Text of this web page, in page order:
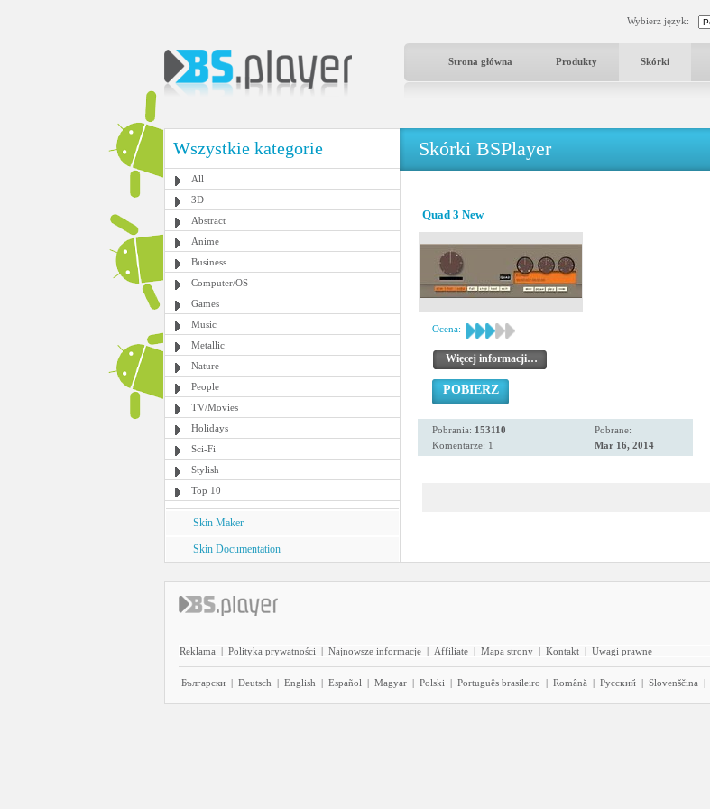
Wybierz język:
Strona główna Produkty Skórki
Wszystkie kategorie
All
3D
Abstract
Anime
Business
Computer/OS
Games
Music
Metallic
Nature
People
TV/Movies
Holidays
Sci-Fi
Stylish
Top 10
Skin Maker
Skin Documentation
Skórki BSPlayer
Quad 3 New
Ocena:
Więcej informacji…
POBIERZ
Pobrania: 153110
Komentarze: 1
Pobrane:
Mar 16, 2014
Reklama | Polityka prywatności | Najnowsze informacje | Affiliate | Mapa strony | Kontakt | Uwagi prawne
Български | Deutsch | English | Español | Magyar | Polski | Português brasileiro | Română | Pyccĸий | Slovenščina |